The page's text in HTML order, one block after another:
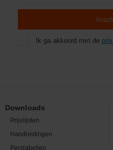
Ik ga akkoord met de
Downloads
Prijslijsten
Handleidingen
Perstabellen